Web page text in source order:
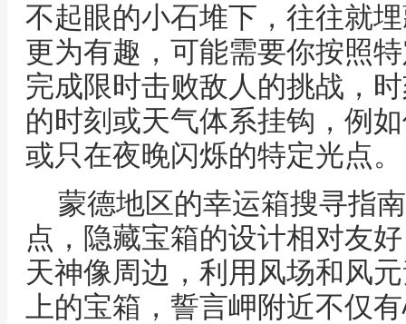
不起眼的小石堆下，往往就
更为有趣，可能需要你按照
完成限时击败敌人的挑战，
的时刻或天气体系挂钩，例
或只在夜晚闪烁的特定光点。
蒙德地区的幸运箱搜寻指
点，隐藏宝箱的设计相对友
天神像周边，利用风场和风
上的宝箱，誓言岬附近不仅